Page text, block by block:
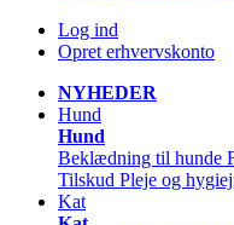
Log ind
Opret erhvervskonto
NYHEDER
Hund
Hund
Beklædning til hunde
Tilskud Pleje og
Kat